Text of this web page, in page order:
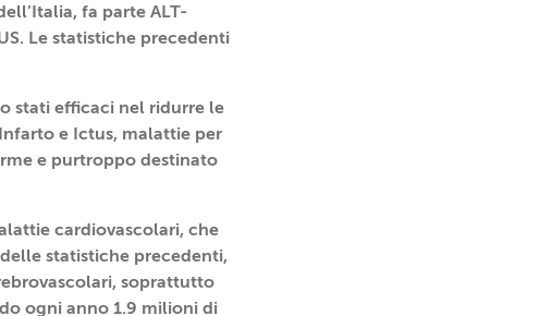
fa parte ALT-
Le statistiche precedenti
stati efficaci nel ridurre le
e Ictus, malattie per
e purtroppo destinato
cardiovascolari, che
statistiche precedenti,
soprattutto
ogni anno 1.9 milioni di